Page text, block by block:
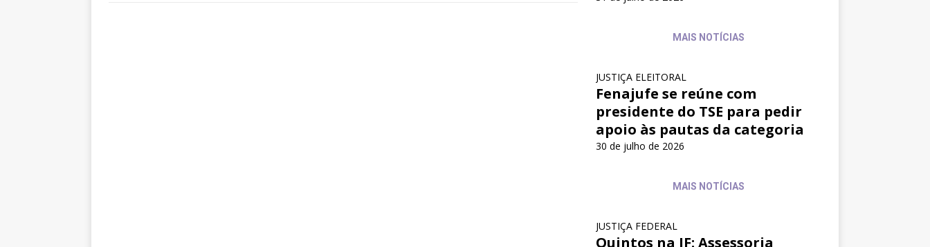
MAIS NOTÍCIAS
JUSTIÇA ELEITORAL
Fenajufe se reúne com
presidente do TSE para pedir
apoio às pautas da categoria
30 de julho de 2026
MAIS NOTÍCIAS
JUSTIÇA FEDERAL
Quintos na JF: Assessoria